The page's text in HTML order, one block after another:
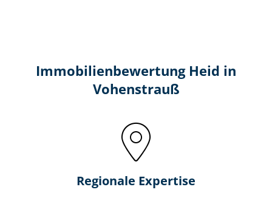
Immobilien­bewertung Heid in
Vohenstrauß
Regionale Expertise